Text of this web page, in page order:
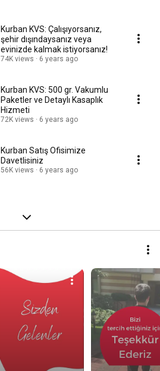
Kurban KVS: Çalışıyorsanız,
şehir dışındaysanız veya
evinizde kalmak istiyorsanız!
74K views 6 years ago
Kurban KVS: 500 gr. Vakumlu
Paketler ve Detaylı Kasaplık
Hizmeti
72K views 6 years ago
Kurban Satış Ofisimize
Davetlisiniz
56K views 6 years ago